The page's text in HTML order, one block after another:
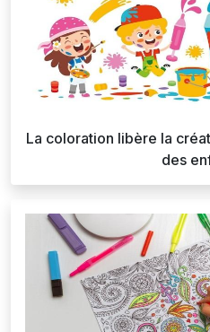
La coloration libère la
des